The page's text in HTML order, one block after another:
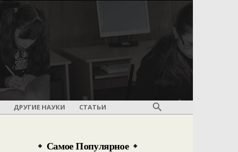
ДРУГИЕ НАУКИ СТАТЬИ
Самое Популярное